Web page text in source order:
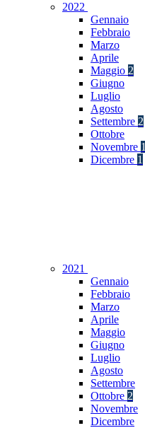
2022
Gennaio
Febbraio
Marzo
Aprile
Maggio 2
Giugno
Luglio
Agosto
Settembre 2
Ottobre
Novembre 1
Dicembre 1
2021
Gennaio
Febbraio
Marzo
Aprile
Maggio
Giugno
Luglio
Agosto
Settembre
Ottobre 2
Novembre
Dicembre